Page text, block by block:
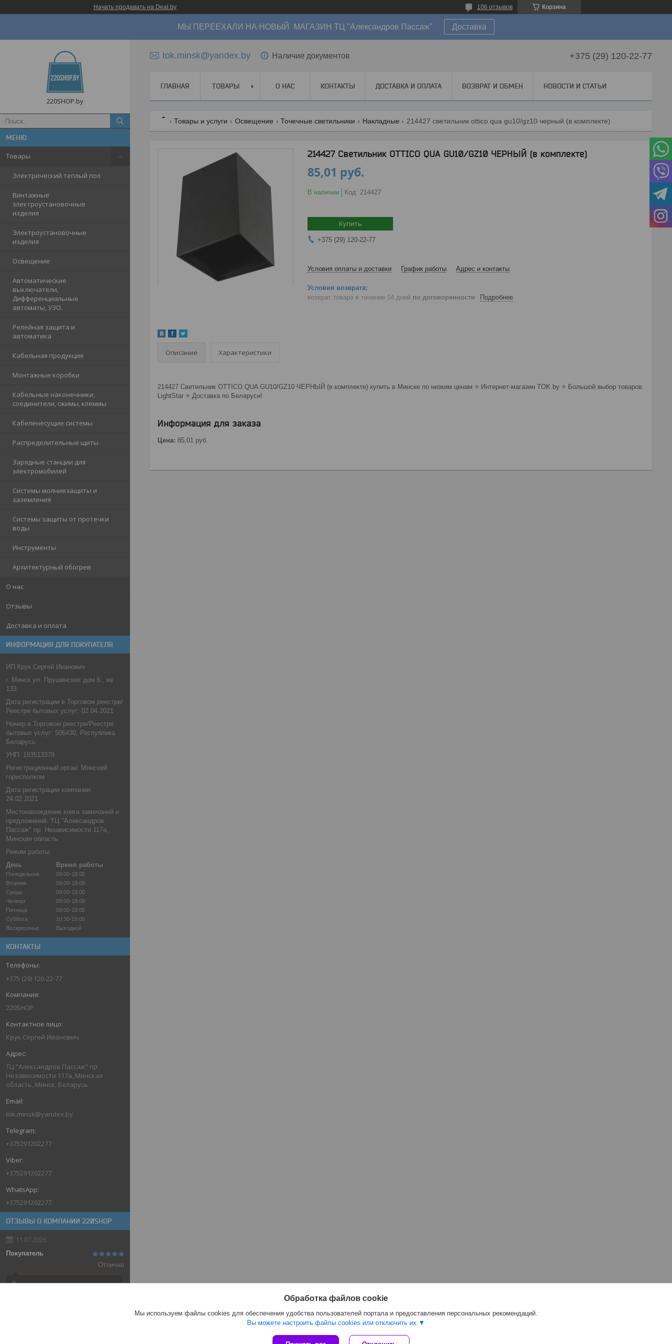
Начать продавать на Deal.by Корзина
106 отзывов
МЫ ПЕРЕЕХАЛИ НА НОВЫЙ МАГАЗИН ТЦ "Александров Пассаж" Доставка
220SHOP.by
Товары
Электрический теплый пол
Винтажные
электроустановочные
изделия
Электроустановочные
изделия
Освещение
Автоматические
выключатели,
Дифференциальные
автоматы, УЗО.
Релейная защита и
автоматика
Кабельная продукция
Монтажные коробки
Кабельные наконечники,
соединители, сжимы, клеммы
Кабеленесущие системы
Распределительные щиты
Зарядные станции для
электромобилей
Системы молниезащиты и
заземления
Системы защиты от протечки
воды
Инструменты
Архитектурный обогрев
О нас
Отзывы
Доставка и оплата
ИНФОРМАЦИЯ ДЛЯ ПОКУПАТЕЛЯ
ИП Крук Сергей Иванович
г. Минск ул. Прушинских дом 6 , кв
133
Дата регистрации в Торговом реестре/
Реестре бытовых услуг: 02.04.2021
Номер в Торговом реестре/Реестре
бытовых услуг: 506430, Республика
Беларусь
УНП: 193513378
Регистрационный орган: Минский
горисполком
Дата регистрации компании:
24.02.2021
Местонахождение книги замечаний и
предложений: ТЦ "Александров
Пассаж" пр. Независимости 117а,
Минская область
Режим работы:
День
Время работы
Понедельник
09:00-18:00
Вторник
09:00-18:00
Среда
09:00-18:00
Четверг
09:00-18:00
Пятница
09:00-18:00
Суббота
10:30-15:00
Воскресенье
Выходной
КОНТАКТЫ
+375 (29) 120-22-77
220SHOP
Крук Сергей Иванович
ТЦ "Александров Пассаж" пр.
Независимости 117а, Минская
область, Минск, Беларусь
tok.minsk@yandex.by
+375291202277
+375291202277
+375291202277
ОТЗЫВЫ О КОМПАНИИ 220SHOP
11.07.2026
Покупатель
Отлично
Оригинальные товары автоматов
tok.minsk@yandex.by Наличие документов +375 (29) 120-22-77
ГЛАВНАЯ ТОВАРЫ О НАС КОНТАКТЫ ДОСТАВКА И ОПЛАТА ВОЗВРАТ И ОБМЕН НОВОСТИ И СТАТЬИ
Товары и услуги Освещение Точечные светильники Накладные 214427 светильник ottico qua gu10/gz10 черный (в комплекте)
214427 Светильник OTTICO QUA GU10/GZ10 ЧЕРНЫЙ (в комплекте)
85,01 руб.
В наличии Код: 214427
Купить
+375 (29) 120-22-77
Условия оплаты и доставки График работы Адрес и контакты
возврат товара в течение 14 дней по договоренности Подробнее
Описание Характеристики
214427 Светильник OTTICO QUA GU10/GZ10 ЧЕРНЫЙ (в комплекте) купить в Минске по низким ценам ⭐️ Интернет-магазин TOK.by ⭐️ Большой выбор товаров
LightStar ⭐️ Доставка по Беларуси!
Информация для заказа
Цена: 85,01 руб.
Обработка файлов cookie
Мы используем файлы cookies для обеспечения удобства пользователей портала и предоставления персональных рекомендаций.
Вы можете настроить файлы cookies или отключить их.